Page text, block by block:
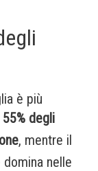
è più
degli
, mentre il
nelle